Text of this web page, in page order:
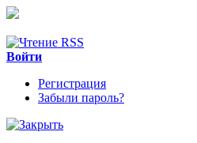
Войти
Регистрация
Забыли пароль?